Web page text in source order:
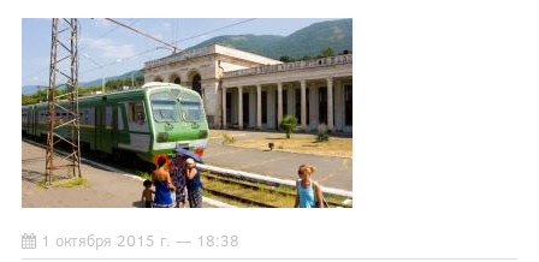
1 октября 2015 г. — 18:38